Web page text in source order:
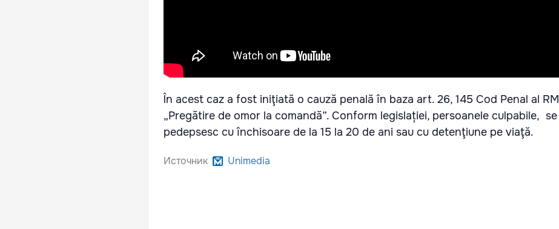
În acest caz a fost iniţiată o cauză penală în baza art. 26, 145 Cod Penal al RM
„Pregătire de omor la comandă”. Conform legislației, persoanele culpabile, se
pedepsesc cu închisoare de la 15 la 20 de ani sau cu detenţiune pe viaţă.
Источник Unimedia